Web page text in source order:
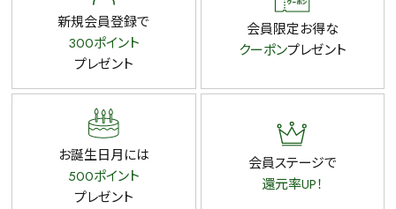
新規会員登録で
300ポイント
プレゼント
会員限定お得な
クーポンプレゼント
お誕生日月には
500ポイント
プレゼント
会員ステージで
還元率UP！